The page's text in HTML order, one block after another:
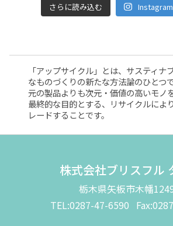
さらに読み込む
「アップサイクル」とは、サスティナ
なものづくりの新たな方法論のひとつで
元の製品よりも次元・価値の高いモノ
最終的な目的とする、リサイクルによ
レードすることです。
株式会社ブリスフル
栃木県矢板市木幡
TEL:0287-47-6590